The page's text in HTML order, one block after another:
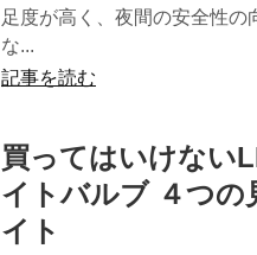
足度が高く、夜間の安全性
な...
記事を読む
買ってはいけない
イトバルブ ４つの
イト